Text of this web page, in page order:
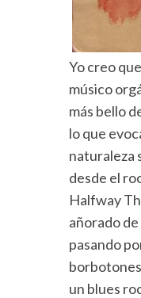
Yo creo
músico
más bello
lo que
naturaleza
desde el
Halfway
añorado
pasando
un blues